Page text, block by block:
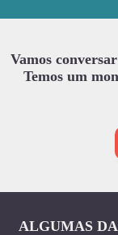
Vamos
Temos um
ALGUMAS